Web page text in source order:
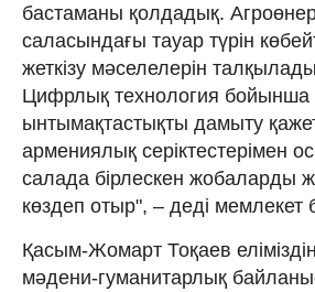
бастаманы қолдадық.
саласындағы тауар түрін
жеткізу мәселелерін
Цифрлық технология бойынша
ынтымақтастықты дамыту
армениялық серіктестерімен
салада бірлескен жобаларды
көздеп отыр", – деді
Қасым-Жомарт Тоқаев
мәдени-гуманитарлық